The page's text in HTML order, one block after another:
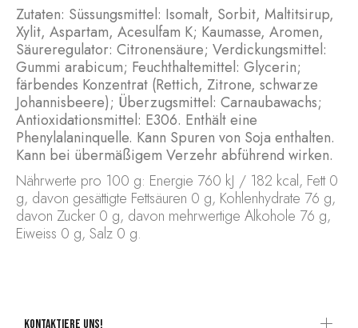
Zutaten: Süssungsmittel: Isomalt, Sorbit, Maltitsirup,
Xylit, Aspartam, Acesulfam K; Kaumasse, Aromen,
Säureregulator: Citronensäure; Verdickungsmittel:
Gummi arabicum; Feuchthaltemittel: Glycerin;
färbendes Konzentrat (Rettich, Zitrone, schwarze
Johannisbeere); Überzugsmittel: Carnaubawachs;
Antioxidationsmittel: E306. Enthält eine
Phenylalaninquelle. Kann Spuren von Soja enthalten.
Kann bei übermäßigem Verzehr abführend wirken.
Nährwerte pro 100 g: Energie 760 kJ / 182 kcal, Fett 0
g, davon gesättigte Fettsäuren 0 g, Kohlenhydrate 76 g,
davon Zucker 0 g, davon mehrwertige Alkohole 76 g,
Eiweiss 0 g, Salz 0 g.
Kontaktiere uns!